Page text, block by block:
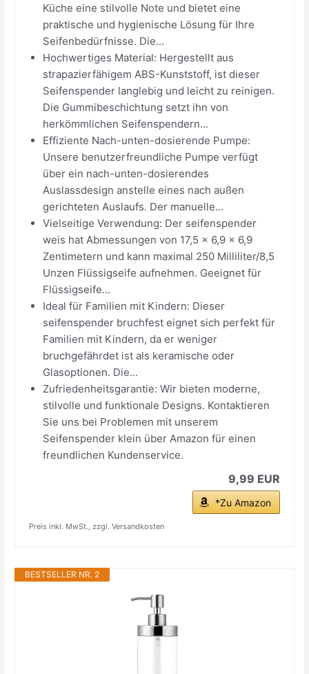
Küche eine stilvolle Note und bietet eine
praktische und hygienische Lösung für Ihre
Seifenbedürfnisse. Die...
Hochwertiges Material: Hergestellt aus
strapazierfähigem ABS-Kunststoff, ist dieser
Seifenspender langlebig und leicht zu reinigen.
Die Gummibeschichtung setzt ihn von
herkömmlichen Seifenspendern...
Effiziente Nach-unten-dosierende Pumpe:
Unsere benutzerfreundliche Pumpe verfügt
über ein nach-unten-dosierendes
Auslassdesign anstelle eines nach außen
gerichteten Auslaufs. Der manuelle...
Vielseitige Verwendung: Der seifenspender
weis hat Abmessungen von 17,5 x 6,9 x 6,9
Zentimetern und kann maximal 250 Milliliter/8,5
Unzen Flüssigseife aufnehmen. Geeignet für
Flüssigseife...
Ideal für Familien mit Kindern: Dieser
seifenspender bruchfest eignet sich perfekt für
Familien mit Kindern, da er weniger
bruchgefährdet ist als keramische oder
Glasoptionen. Die...
Zufriedenheitsgarantie: Wir bieten moderne,
stilvolle und funktionale Designs. Kontaktieren
Sie uns bei Problemen mit unserem
Seifenspender klein über Amazon für einen
freundlichen Kundenservice.
9,99 EUR
*Zu Amazon
Preis inkl. MwSt., zzgl. Versandkosten
BESTSELLER NR. 2